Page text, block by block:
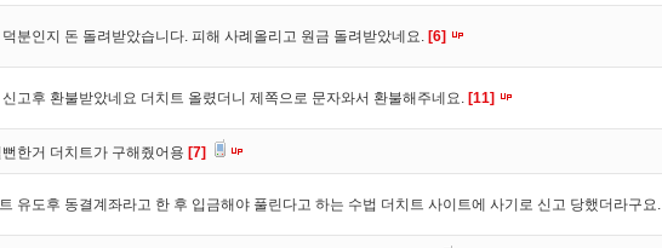
덕분인지 돈 돌려받았습니다. 피해 사례올리고 원금 돌려받았네요. [6]
신고후 환불받았네요 더치트 올렸더니 제쪽으로 문자와서 환불해주네요. [11]
한거 더치트가 구해줬어용 [7]
유도후 동결계좌라고 한 후 입금해야 풀린다고 하는 수법 더치트 사이트에 사기로 신고 당했더라구요.